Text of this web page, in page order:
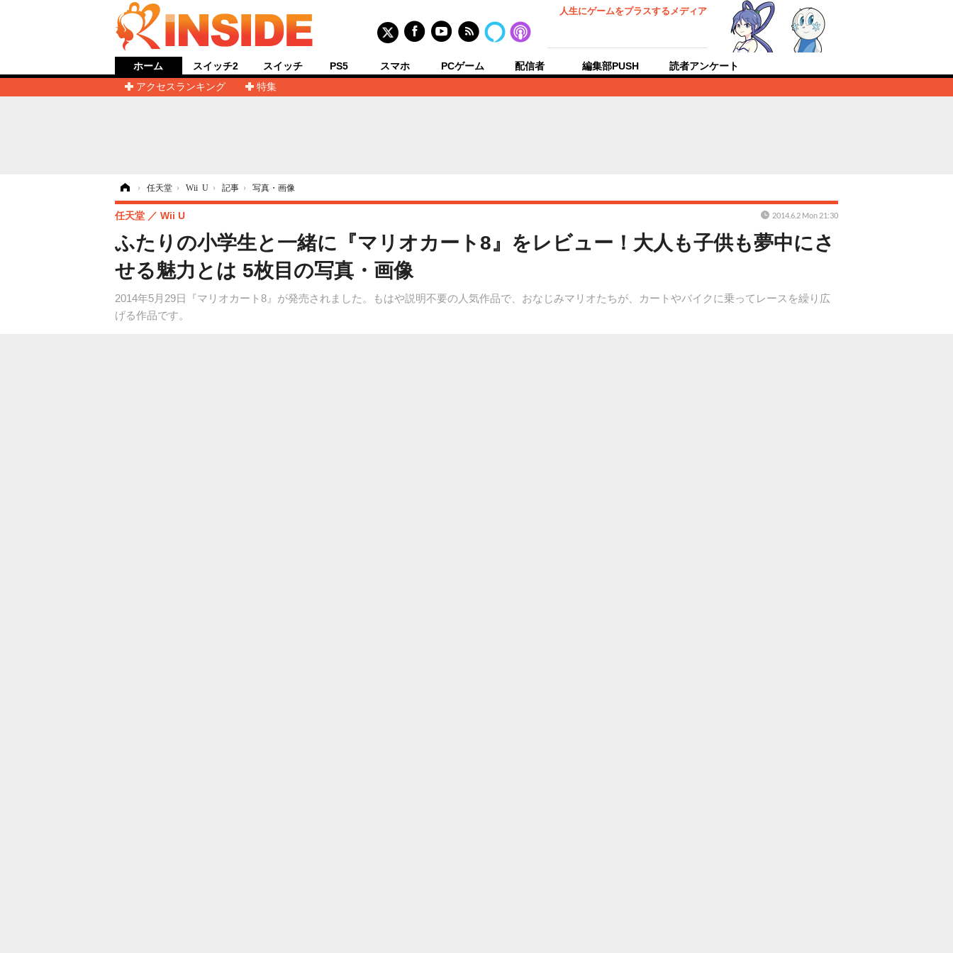
人生にゲームをプラスするメディア
ホーム
アクセスランキング
特集
スイッチ2 スイッチ PS5 スマホ PCゲーム 配信者 編集部PUSH 読者アンケート
› 任天堂 › Wii U › 記事 › 写真・画像
ふたりの小学生と一緒に『マリオカート8』をレビュー！大人も子供も夢中にさ
せる魅力とは 5枚目の写真・画像
2014年5月29日『マリオカート8』が発売されました。もはや説明不要の人気作品で、おなじみマリオたちが、カートやバイクに乗ってレースを繰り広
げる作品です。
任天堂 Wii U 2014.6.2 Mon 21:30